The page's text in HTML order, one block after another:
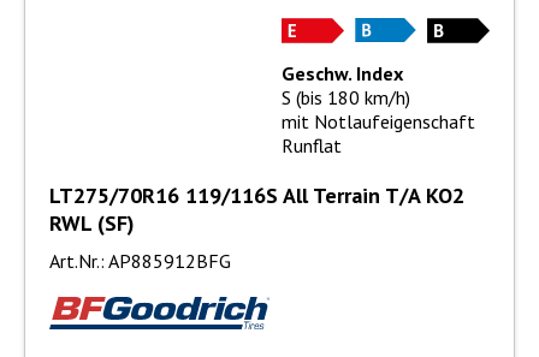
LT275/70R16 119/116S All Terrain T/A KO2
RWL (SF)
Art.Nr.: AP885912BFG
Geschw. Index
S (bis 180 km/h)
mit Notlaufeigenschaft
Runflat